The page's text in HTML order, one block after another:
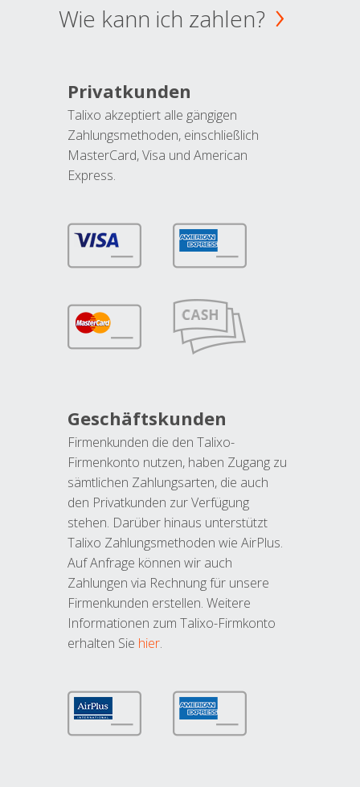
Wie kann ich zahlen?
Privatkunden
Talixo akzeptiert alle gängigen
Zahlungsmethoden, einschließlich
MasterCard, Visa und American
Express.
Geschäftskunden
Firmenkunden die den Talixo-
Firmenkonto nutzen, haben Zugang zu
sämtlichen Zahlungsarten, die auch
den Privatkunden zur Verfügung
stehen. Darüber hinaus unterstützt
Talixo Zahlungsmethoden wie AirPlus.
Auf Anfrage können wir auch
Zahlungen via Rechnung für unsere
Firmenkunden erstellen. Weitere
Informationen zum Talixo-Firmkonto
erhalten Sie hier.